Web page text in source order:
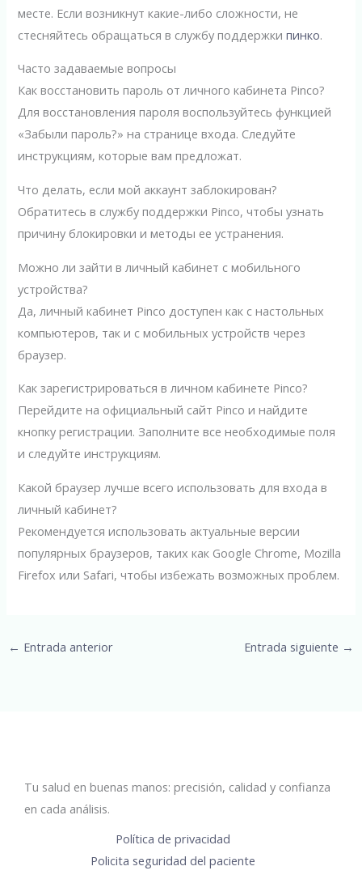
месте. Если возникнут какие-либо сложности, не
стесняйтесь обращаться в службу поддержкипинко.
Часто задаваемые вопросы
Как восстановить пароль от личного кабинета Pinco?
Для восстановления пароля воспользуйтесь функцией
«Забыли пароль?» на странице входа. Следуйте
инструкциям, которые вам предложат.
Что делать, если мой аккаунт заблокирован?
Обратитесь в службу поддержки Pinco, чтобы узнать
причину блокировки и методы ее устранения.
Можно ли зайти в личный кабинет с мобильного
устройства?
Да, личный кабинет Pinco доступен как с настольных
компьютеров, так и с мобильных устройств через
браузер.
Как зарегистрироваться в личном кабинете Pinco?
Перейдите на официальный сайт Pinco и найдите
кнопку регистрации. Заполните все необходимые поля
и следуйте инструкциям.
Какой браузер лучше всего использовать для входа в
личный кабинет?
Рекомендуется использовать актуальные версии
популярных браузеров, таких как Google Chrome, Mozilla
Firefox или Safari, чтобы избежать возможных проблем.
← Entrada anterior Entrada siguiente →
Tu salud en buenas manos: precisión, calidad y confianza
en cada análisis.
Política de privacidad
Policita seguridad del paciente